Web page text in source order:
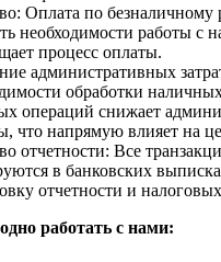
Оплата по безналичному
необходимости работы с
процесс оплаты.
административных
обработки
операций снижает
что напрямую влияет на
отчетности: Все
в банковских
отчетности и
работать с нами: